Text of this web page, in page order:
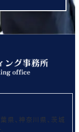
県、神奈川県、茨城